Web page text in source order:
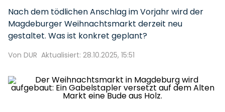
Nach dem tödlichen Anschlag im Vorjahr wird der
Magdeburger Weihnachtsmarkt derzeit neu
gestaltet. Was ist konkret geplant?
Von DUR Aktualisiert: 28.10.2025, 15:51